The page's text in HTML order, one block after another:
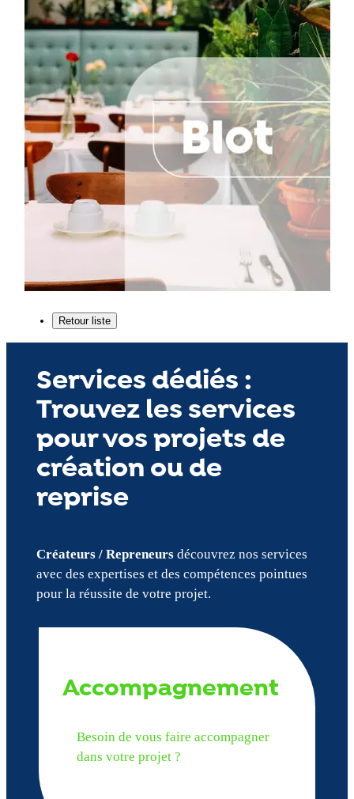
Services dédiés :
Trouvez les services
pour vos projets de
création ou de
reprise
Créateurs / Repreneursdécouvrez nos services
avec des expertises et des compétences pointues
pour la réussite de votre projet.
Accompagnement
Besoin de vous faire accompagner
dans votre projet ?